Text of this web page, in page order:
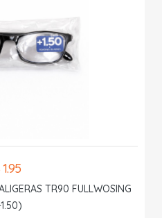
TR90 FULLWOSING